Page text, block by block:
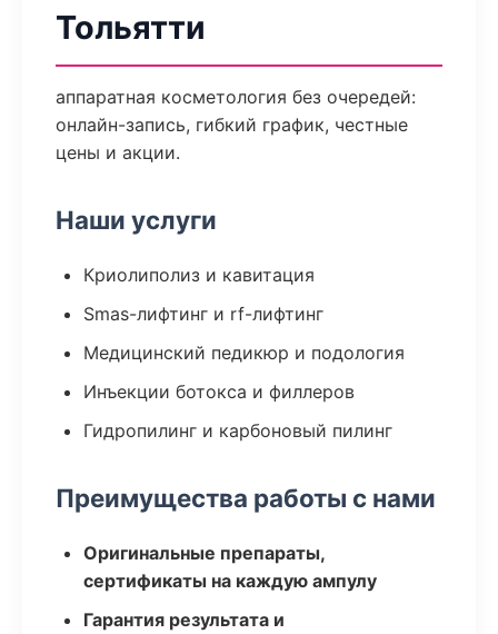
Тольятти
аппаратная косметология без очередей:
онлайн-запись, гибкий график, честные
цены и акции.
Наши услуги
Криолиполиз и кавитация
Smas-лифтинг и rf-лифтинг
Медицинский педикюр и подология
Инъекции ботокса и филлеров
Гидропилинг и карбоновый пилинг
Преимущества работы с нами
Оригинальные препараты,
сертификаты на каждую ампулу
Гарантия результата и